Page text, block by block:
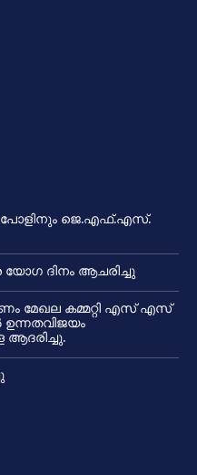
പോളിനും ജെ.എഫ്.എസ്.
യോഗ ദിനം ആചരിച്ചു
മേഖല കമ്മറ്റി എസ് എസ്
ആദരിച്ചു.